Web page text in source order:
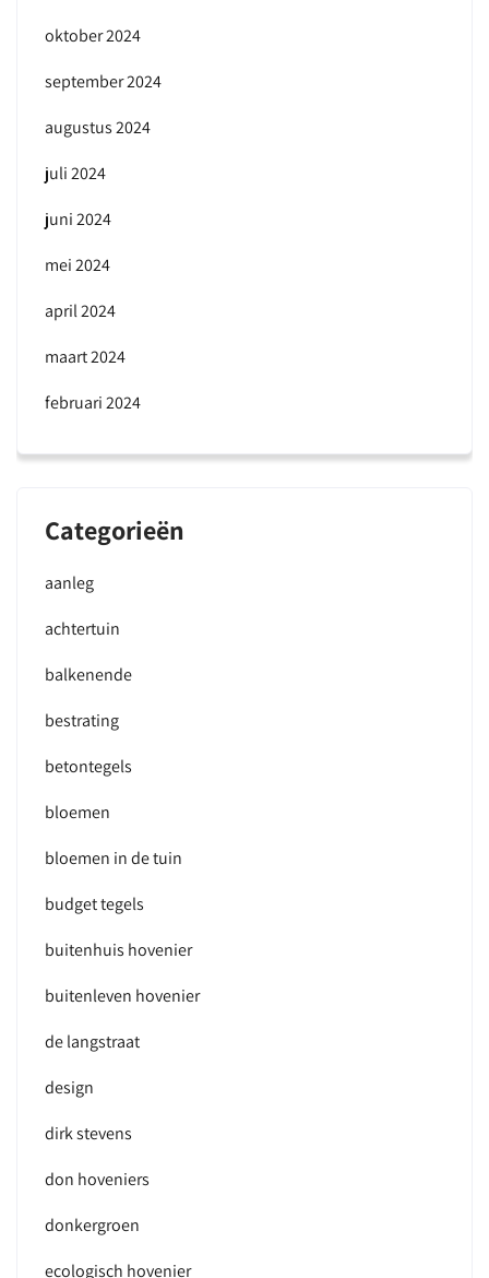
oktober 2024
september 2024
augustus 2024
juli 2024
juni 2024
mei 2024
april 2024
maart 2024
februari 2024
Categorieën
aanleg
achtertuin
balkenende
bestrating
betontegels
bloemen
bloemen in de tuin
budget tegels
buitenhuis hovenier
buitenleven hovenier
de langstraat
design
dirk stevens
don hoveniers
donkergroen
ecologisch hovenier